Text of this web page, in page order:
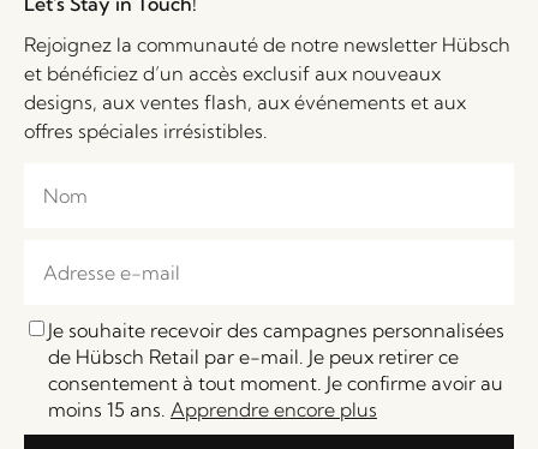
Rejoignez la communauté de notre newsletter Hübsch
et bénéficiez d’un accès exclusif aux nouveaux
designs, aux ventes flash, aux événements et aux
offres spéciales irrésistibles.
Je souhaite recevoir des campagnes personnalisées
de Hübsch Retail par e-mail. Je peux retirer ce
consentement à tout moment. Je confirme avoir au
moins 15 ans. Apprendre encore plus